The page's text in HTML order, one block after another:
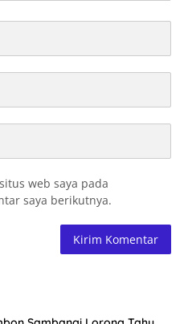
web saya pada
saya berikutnya.